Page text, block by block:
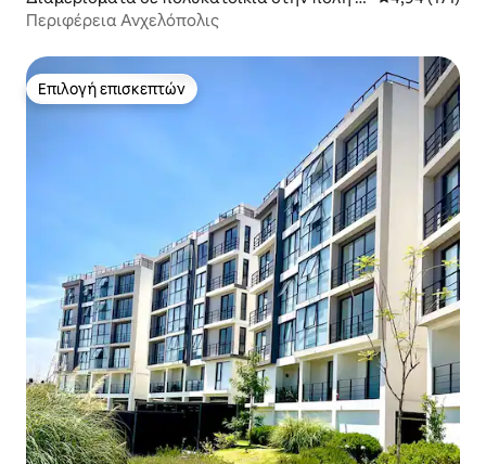
uebla
Περιφέρεια Ανχελόπολις
Επιλογή επισκεπτών
Επιλογή επισκεπτών